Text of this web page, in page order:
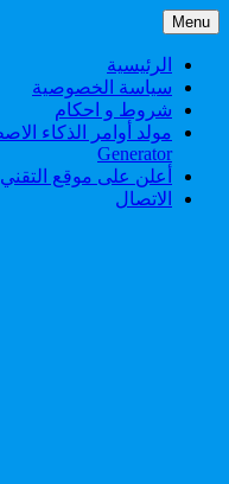
Skip
to
content
Menu
الرئيسية
سياسة الخصوصية
شروط و احكام
Generator
أعلن على موقع التقني
الاتصال